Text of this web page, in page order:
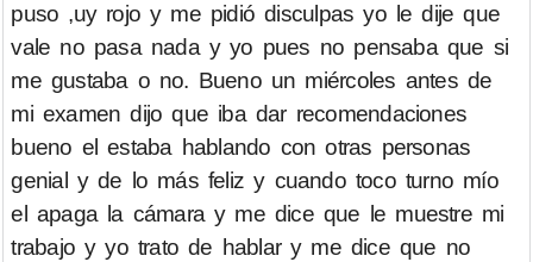
puso ,uy rojo y me pidió disculpas yo le dije que
vale no pasa nada y yo pues no pensaba que si
me gustaba o no. Bueno un miércoles antes de
mi examen dijo que iba dar recomendaciones
bueno el estaba hablando con otras personas
genial y de lo más feliz y cuando toco turno mío
el apaga la cámara y me dice que le muestre mi
trabajo y yo trato de hablar y me dice que no